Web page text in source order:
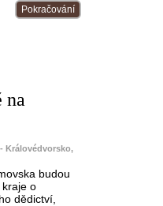
Pokračování
na
Královédvorsko,
budou
o
dědictví,